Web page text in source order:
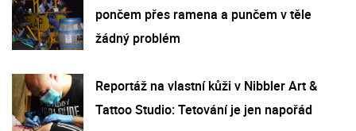
pončem přes ramena a punčem v těle
žádný problém
Reportáž na vlastní kůži v Nibbler Art &
Tattoo Studio: Tetování je jen napořád